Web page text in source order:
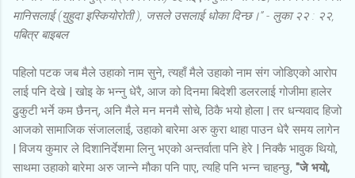
मानिसलाई (युहुदा इस्कियोरोती ), जसले उसलाई धोका दिन्‍छ।” - लुका २२ : २२,
पबित्र बाइबल
पहिलो पटक जब मैले उहाको नाम सुने, त्यहाँ मैले उहाको नाम संग जोडिएको आरोप
लाई पनि देखे | खोइ के भन्नु धेरै, आज को दिनमा बिदेशी डलरलाई गोजीमा हालेर
ढुकुटी भर्ने कम छैनन्, अनि मैले मन मनमै सोचे, ठिकै भयो होला | तर धन्यवाद हिजो
आजको सामाजिक संजाललाई, उहाको बारेमा अरु कुरा थाहा पाउन धेरै समय लागेन
| विजय कुमार ले दिशानिर्देशमा लिनु भएको अन्तर्वाता पनि हेरे | निक्कै भावुक थियो,
साथमा उहाको बारेमा अरु जान्ने मौका पनि पाए, त्यहि पनि भन्न चाहन्छु, "जे भयो,